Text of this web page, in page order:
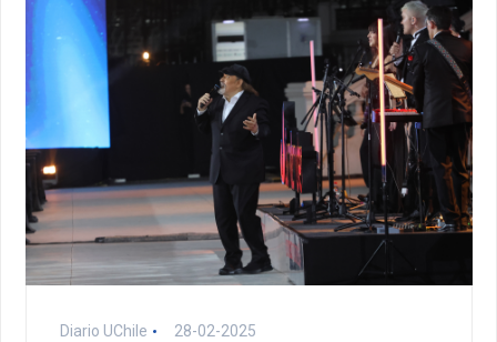
Diario UChile 28-02-2025